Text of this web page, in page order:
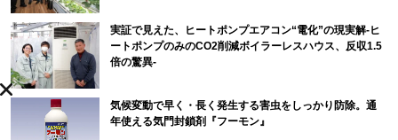
実証で見えた、ヒートポンプエアコン“電化”の現実解-ヒ
ートポンプのみのCO2削減ボイラーレスハウス、反収1.5
倍の驚異-
気候変動で早く・長く発生する害虫をしっかり防除。通
年使える気門封鎖剤『フーモン』